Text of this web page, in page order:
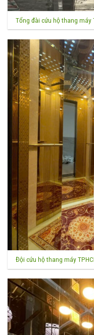
Tổng đài cứu hộ thang máy
Đội cứu hộ thang máy